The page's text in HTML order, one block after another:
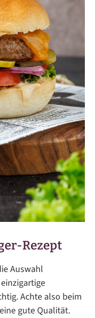
Rezept
Auswahl
Achte also beim
gute Qualität.